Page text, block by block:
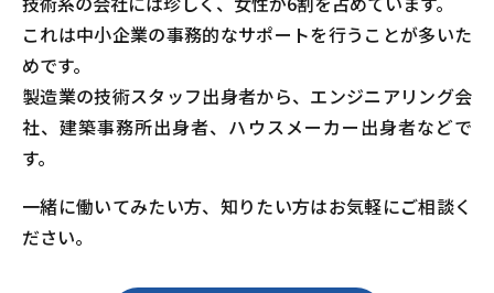
これは中小企業の事務的なサポートを行うことが多いた
めです。
製造業の技術スタッフ出身者から、エンジニアリング会
社、建築事務所出身者、ハウスメーカー出身者などで
す。
一緒に働いてみたい方、知りたい方はお気軽にご相談く
ださい。